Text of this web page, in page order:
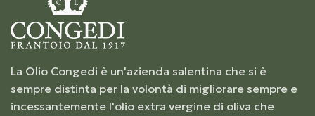
La Olio Congedi è un'azienda salentina che si è
sempre distinta per la volontà di migliorare sempre e
incessantemente l'olio extra vergine di oliva che